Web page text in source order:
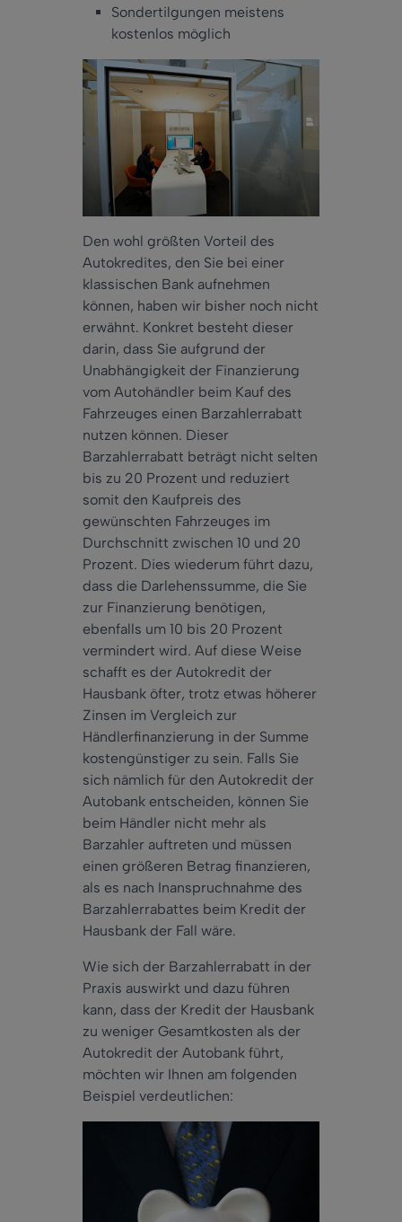
Sondertilgungen meistens
kostenlos möglich
Den wohl größten Vorteil des
Autokredites, den Sie bei einer
klassischen Bank aufnehmen
können, haben wir bisher noch nicht
erwähnt. Konkret besteht dieser
darin, dass Sie aufgrund der
Unabhängigkeit der Finanzierung
vom Autohändler beim Kauf des
Fahrzeuges einen Barzahlerrabatt
nutzen können. Dieser
Barzahlerrabatt beträgt nicht selten
bis zu 20 Prozent und reduziert
somit den Kaufpreis des
gewünschten Fahrzeuges im
Durchschnitt zwischen 10 und 20
Prozent. Dies wiederum führt dazu,
dass die Darlehenssumme, die Sie
zur Finanzierung benötigen,
ebenfalls um 10 bis 20 Prozent
vermindert wird. Auf diese Weise
schafft es der Autokredit der
Hausbank öfter, trotz etwas höherer
Zinsen im Vergleich zur
Händlerfinanzierung in der Summe
kostengünstiger zu sein. Falls Sie
sich nämlich für den Autokredit der
Autobank entscheiden, können Sie
beim Händler nicht mehr als
Barzahler auftreten und müssen
einen größeren Betrag finanzieren,
als es nach Inanspruchnahme des
Barzahlerrabattes beim Kredit der
Hausbank der Fall wäre.
Wie sich der Barzahlerrabatt in der
Praxis auswirkt und dazu führen
kann, dass der Kredit der Hausbank
zu weniger Gesamtkosten als der
Autokredit der Autobank führt,
möchten wir Ihnen am folgenden
Beispiel verdeutlichen: